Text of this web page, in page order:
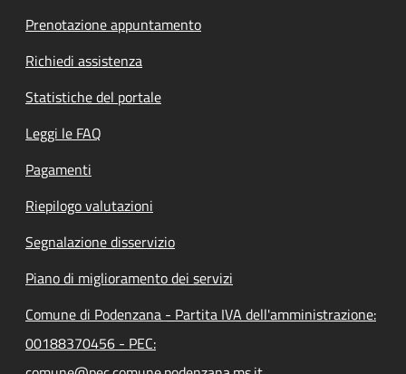
Prenotazione appuntamento
Richiedi assistenza
Statistiche del portale
Leggi le FAQ
Pagamenti
Riepilogo valutazioni
Segnalazione disservizio
Piano di miglioramento dei servizi
Comune di Podenzana - Partita IVA dell'amministrazione:
00188370456 - PEC: